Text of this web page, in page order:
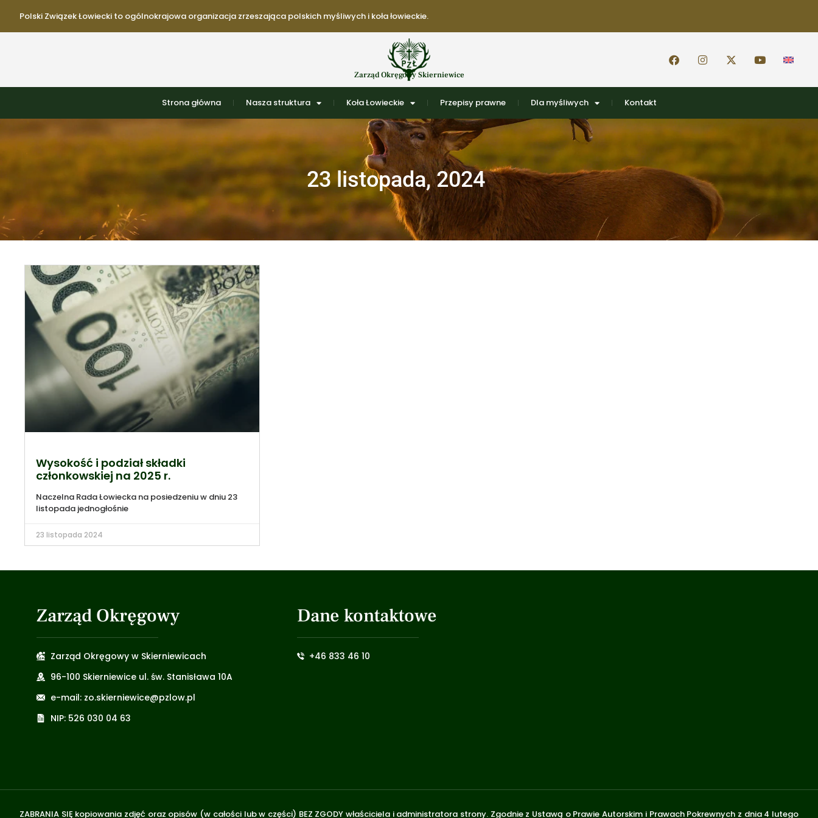
Polski Związek Łowiecki to ogólnokrajowa organizacja zrzeszająca polskich myśliwych i koła łowieckie.
Zarząd Okręgowy Skierniewice
Strona główna Nasza struktura Koła Łowieckie Przepisy prawne Dla myśliwych Kontakt
23 listopada, 2024
Wysokość i podział składki
członkowskiej na 2025 r.
Naczelna Rada Łowiecka na posiedzeniu w dniu 23
listopada jednogłośnie
23 listopada 2024
Zarząd Okręgowy
Zarząd Okręgowy w Skierniewicach
96-100 Skierniewice ul. św. Stanisława 10A
e-mail: zo.skierniewice@pzlow.pl
NIP: 526 030 04 63
Dane kontaktowe
+46 833 46 10
ZABRANIA SIĘ kopiowania zdjęć oraz opisów (w całości lub w części) BEZ ZGODY właściciela i administratora strony. Zgodnie z Ustawą o Prawie Autorskim i Prawach Pokrewnych z dnia 4 lutego